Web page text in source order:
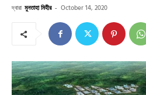
দ্বারা মুনতাহা মিহীর - October 14, 2020